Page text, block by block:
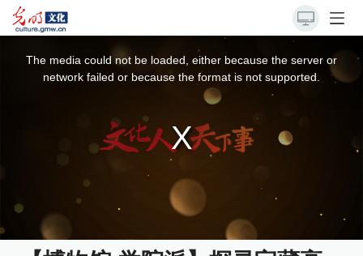
The media could not be loaded, either because the server or
network failed or because the format is not supported.